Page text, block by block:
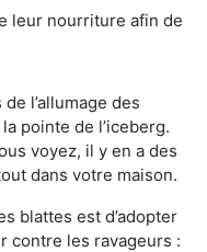
leur nourriture afin de
l’allumage des
pointe de l’iceberg.
voyez, il y en a des
dans votre maison.
blattes est d’adopter
contre les ravageurs :